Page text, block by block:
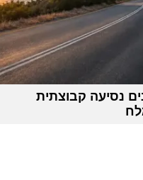
כך מתכננים נסיעה קבוצתית